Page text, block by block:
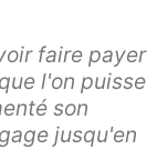
faire payer
l'on puisse
son
jusqu'en